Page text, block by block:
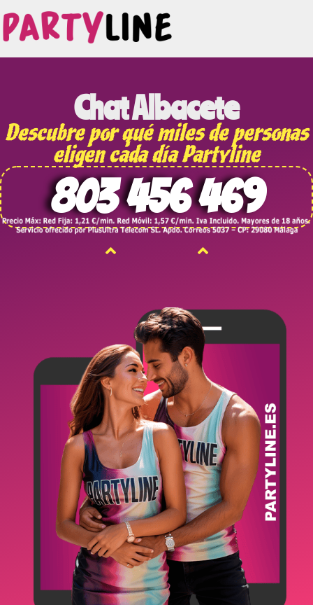
Chat Albacete
Descubre por qué miles de personas
eligen cada día Partyline
803 456 469